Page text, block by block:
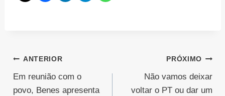
Navegação
de
ANTERIOR
Em reunião com o
povo, Benes apresenta
PRÓXIMO
Não vamos deixar
voltar o PT ou dar um